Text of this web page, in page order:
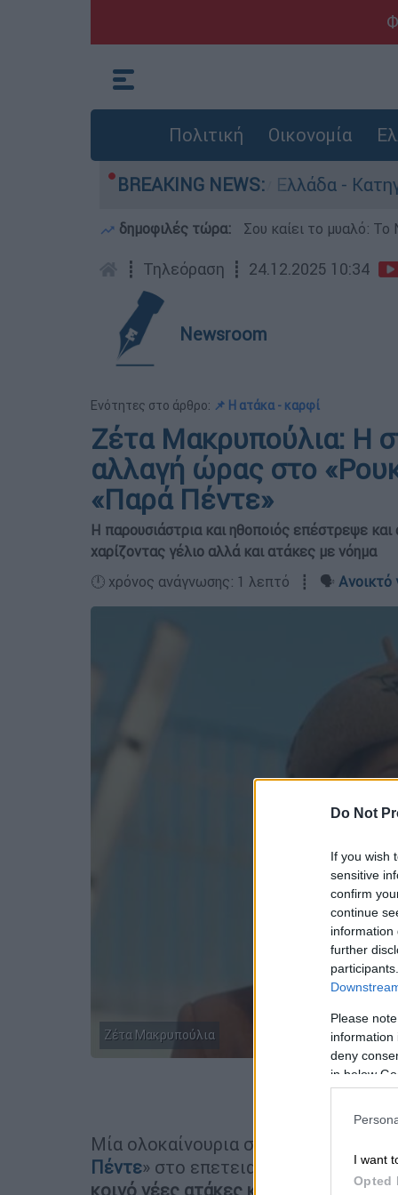
Do Not
If you wish
sensitive
confirm
continue
information
further
Please
information
deny
in below
I want
Opted
Πολιτική Οικονομία
BREAKING NEWS:
ανθρωποκτονίες στην Ελλάδα -
δημοφιλές τώρα: Σου καίει το μυαλό:
┋ Τηλεόραση ┋ 24.12.2025 10:34
Newsroom
Ενότητες στο άρθρο: 📌 Η ατάκα - καρφί
Ζέτα Μακρυπούλια: Η
αλλαγή ώρας στο
«Παρά Πέντε»
Η παρουσιάστρια και ηθοποιός επέστρεψε
χαρίζοντας γέλιο αλλά και ατάκες με νόημα
🕛 χρόνος ανάγνωσης: 1 λεπτό ┋ 🗣️ Ανοικτό
Ζέτα Μακρυπούλια
Μία ολοκαίνουρια σκηνή γύρισαν οι
Πέντε» στο επετειακό reunion που
κοινό νέες ατάκες και στιγμές που